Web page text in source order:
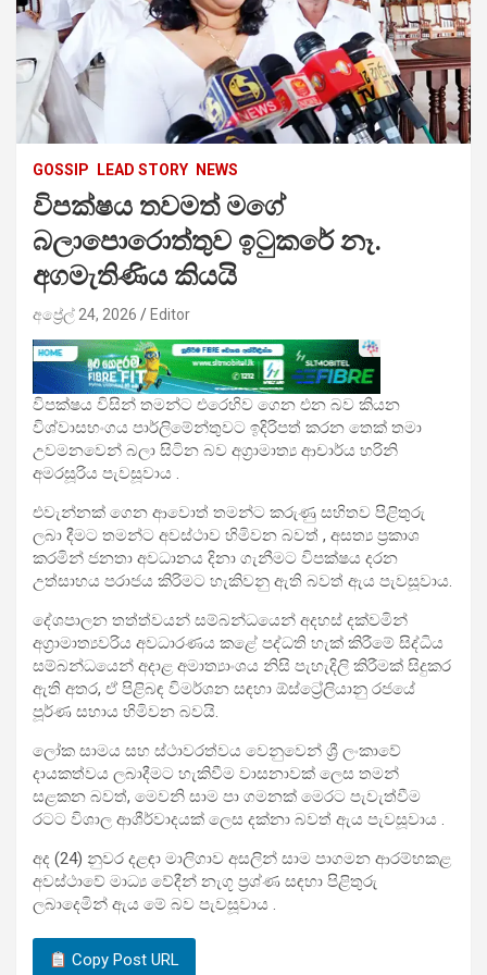
GOSSIP LEAD STORY NEWS
විපක්ෂය තවමත් මගේ
බලාපොරොත්තුව ඉටුකරේ නෑ.
අගමැතිණිය කියයි
අප්‍රේල් 24, 2026 Editor
විපක්ෂය විසින් තමන්ට එරෙහිව ගෙන එන බව කියන
විශ්වාසභංගය පාර්ලිමේන්තුවට ඉදිරිපත් කරන තෙක් තමා
උවමනවෙන් බලා සිටින බව අග්‍රාමාත්‍ය ආචාර්ය හරිනි
අමරසූරිය පැවසූවාය .
එවැන්නක් ගෙන ආවොත් තමන්ට කරුණු සහිතව පිළිතුරු
ලබා දීමට තමන්ට අවස්ථාව හිමිවන බවත් , අසත්‍ය ප්‍රකාශ
කරමින් ජනතා අවධානය දිනා ගැනීමට විපක්ෂය දරන
උත්සාහය පරාජය කිරිමට හැකිවනු ඇති බවත් ඇය පැවසූවාය.
දේශපාලන තත්ත්වයන් සම්බන්ධයෙන් අදහස් දක්වමින්
අග්‍රාමාත්‍යවරිය අවධාරණය කළේ පද්ධති හැක් කිරීමේ සිද්ධිය
සම්බන්ධයෙන් අදාළ අමාත්‍යාංශය නිසි පැහැදිලි කිරීමක් සිදුකර
ඇති අතර, ඒ පිළිබඳ විමර්ශන සඳහා ඕස්ට්‍රේලියානු රජයේ
පූර්ණ සහාය හිමිවන බවයි.
ලෝක සාමය සහ ස්ථාවරත්වය වෙනුවෙන් ශ්‍රී ලංකාවේ
දායකත්වය ලබාදීමට හැකිවීම වාසනාවක් ලෙස තමන්
සළකන බවත්, මෙවනි සාම පා ගමනක් මෙරට පැවැත්වීම
රටට විශාල ආශීර්වාදයක් ලෙස දක්නා බවත් ඇය පැවසූවාය .
අද (24) නුවර දළඳා මාලිගාව අසලින් සාම පාගමන ආරම්භකළ
අවස්ථාවේ මාධ්‍ය වේදීන් නැගූ ප්‍රශ්ණ සඳහා පිළිතුරු
ලබාදෙමින් ඇය මේ බව පැවසූවාය .
Copy Post URL